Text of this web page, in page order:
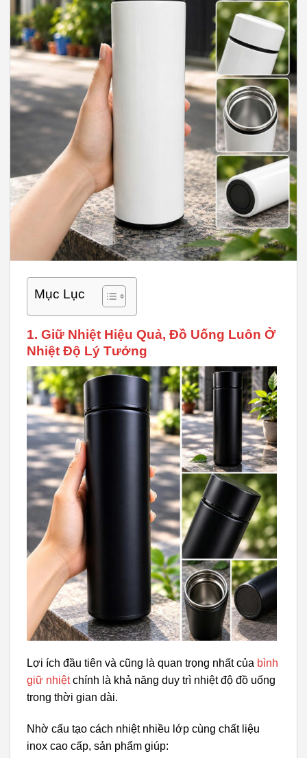
Mục Lục
1. Giữ Nhiệt Hiệu Quả, Đồ Uống Luôn Ở
Nhiệt Độ Lý Tưởng
Lợi ích đầu tiên và cũng là quan trọng nhất của bình
giữ nhiệtchính là khả năng duy trì nhiệt độ đồ uống
trong thời gian dài.
Nhờ cấu tạo cách nhiệt nhiều lớp cùng chất liệu
inox cao cấp, sản phẩm giúp: